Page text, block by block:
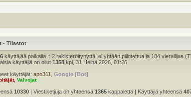
- Tilastot
käyttäjää paikalla :: 2 rekisteröitynyttä, ei yhtään piilotettua ja 184 vierailijaa
käyttäjiä on ollut1358 kpl, 31 Heinä 2026, 01:26
käyttäjät:apo311 ,Google [Bot]
,Valvojat
10330 | Viestiketjuja on yhteensä1365 kappaletta | Käyttäjiä yhteensä